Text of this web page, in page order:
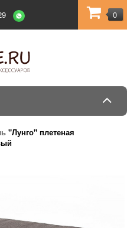
0
"Лунго" плетеная